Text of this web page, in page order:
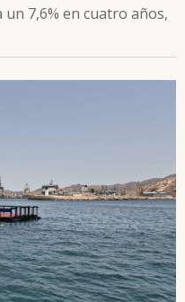
7,6% en cuatro años,